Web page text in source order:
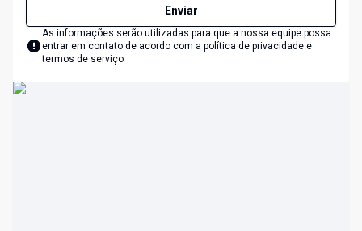
Enviar
As informações serão utilizadas para que a nossa equipe possa
entrar em contato de acordo com a política de privacidade e
termos de serviço